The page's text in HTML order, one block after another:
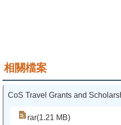
相關檔案
CoS Travel Grants and
rar(1.21 MB)